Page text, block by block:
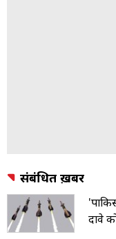
संबंधित ख़बरें
दावे